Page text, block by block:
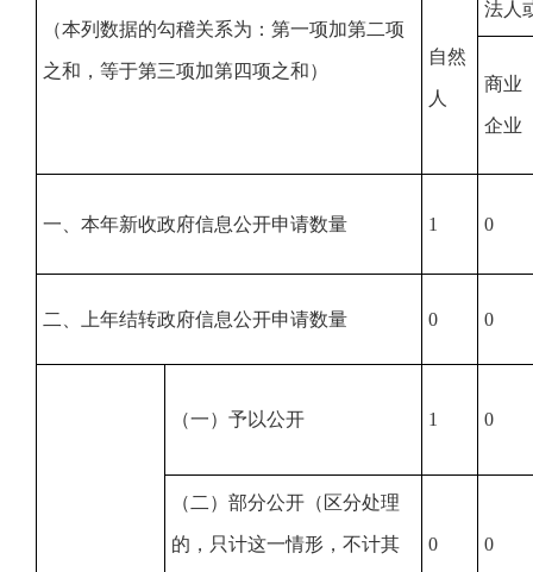
（本列数据的勾稽关系为：第一项加第二项
之和，等于第三项加第四项之和）
自然
人
法人
商业
企业
一、本年新收政府信息公开申请数量 1 0
二、上年结转政府信息公开申请数量 0 0
（一）予以公开 1 0
（二）部分公开（区分处理
的，只计这一情形，不计其 0 0